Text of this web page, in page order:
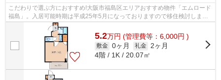
こだわりで選ぶ方におすすめ!大阪市福島区エリアおすすめ物件「エムロード
福島」。入居可能時期は平成25年5月になっておりますので移住検討しませ
んか。ワンルームとはちがった素敵な...
5.2万円 (管理費等：6,000円 )
敷金 0ヶ月 礼金 2ヶ月
4階 / 1K / 20.07㎡